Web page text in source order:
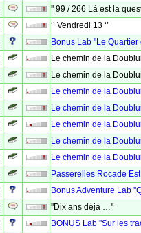
'' 99 / 266 Là est la
‘’ Vendredi 13 ‘’
Bonus Lab "Le
Le chemin de la
Le chemin de la
Le chemin de la
Le chemin de la
Le chemin de la
Le chemin de la
Le chemin de la
Passerelles Rocade Est
Bonus Adventure Lab
''Dix ans déjà …''
BONUS Lab ''Sur les